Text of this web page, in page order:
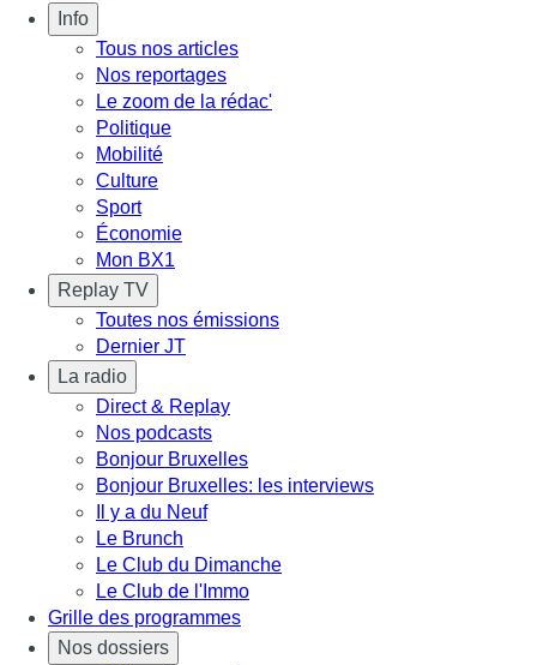
Info
Tous nos articles
Nos reportages
Le zoom de la rédac'
Politique
Mobilité
Culture
Sport
Économie
Mon BX1
Replay TV
Toutes nos émissions
Dernier JT
La radio
Direct & Replay
Nos podcasts
Bonjour Bruxelles
Bonjour Bruxelles: les interviews
Il y a du Neuf
Le Brunch
Le Club du Dimanche
Le Club de l'Immo
Grille des programmes
Nos dossiers